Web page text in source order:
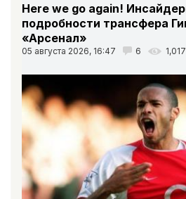
Here we go again!
подробности трансфера
«Арсенал»
05 августа 2026, 16:47 6 1,017